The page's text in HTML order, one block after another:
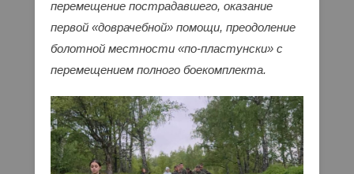
перемещение пострадавшего, оказание
первой «доврачебной» помощи, преодоление
болотной местности «по-пластунски» с
перемещением полного боекомплекта.